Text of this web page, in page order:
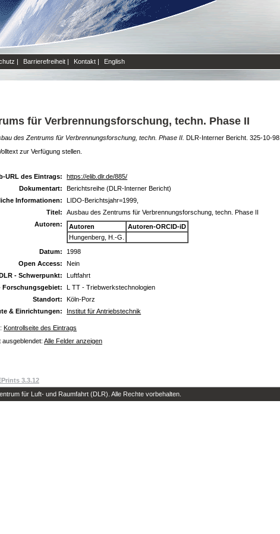
| Barrierefreiheit | Kontakt | English
für Verbrennungsforschung, techn. Phase II
des Zentrums für Verbrennungsforschung, techn. Phase II. DLR-Interner Bericht. 325-10-98.
zur Verfügung stellen.
URL des Eintrags:
https://elib.dlr.de/885/
Dokumentart:
Berichtsreihe (DLR-Interner Bericht)
Informationen:
LIDO-Berichtsjahr=1999,
Titel:
Ausbau des Zentrums für Verbrennungsforschung, techn. Phase II
Autoren:
Autoren
Autoren-ORCID-iD
Hungenberg, H.-G.
Datum:
1998
Open Access:
Nein
- Schwerpunkt:
Luftfahrt
Forschungsgebiet:
L TT - Triebwerkstechnologien
Standort:
Köln-Porz
& Einrichtungen:
Institut für Antriebstechnik
Kontrollseite des Eintrags
ausgeblendet: Alle Felder anzeigen
3.3.12
für Luft- und Raumfahrt (DLR). Alle Rechte vorbehalten.